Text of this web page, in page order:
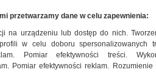
spełnić unijne
przetwarzamy dane w celu zapewnienia:
na urządzeniu lub dostęp do nich.
w celu doboru spersonalizowanych
Pomiar efektywności treści.
Pomiar efektywności reklam.